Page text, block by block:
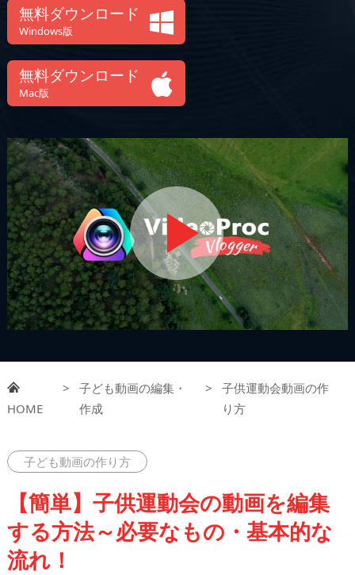
無料ダウンロード
Windows版
無料ダウンロード
Mac版
HOME
>
子ども動画の編集・
作成
>
子供運動会動画の作
り方
子ども動画の作り方
【簡単】子供運動会の動画を編集
する方法～必要なもの・基本的な
流れ！